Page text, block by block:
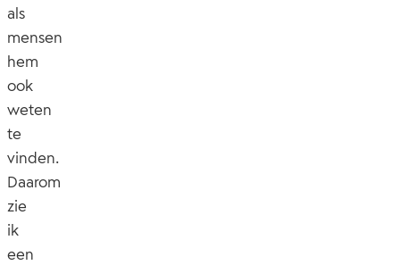
als
mensen
hem
ook
weten
te
vinden.
Daarom
zie
ik
een